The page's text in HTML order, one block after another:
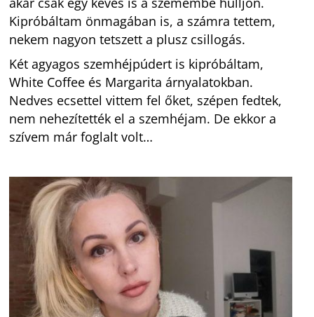
Kipróbáltam önmagában is, a számra tettem,
nekem nagyon tetszett a plusz csillogás.
Két agyagos szemhéjpúdert is kipróbáltam,
White Coffee és Margarita árnyalatokban.
Nedves ecsettel vittem fel őket, szépen fedtek,
nem nehezítették el a szemhéjam. De ekkor a
szívem már foglalt volt…